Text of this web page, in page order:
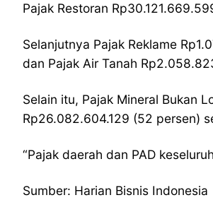
Pajak Restoran
Selanjutnya Pajak Reklame
dan Pajak Air Tanah
Selain itu, Pajak Mineral Bukan
Rp26.082.604.129 (52 persen)
“Pajak daerah dan PAD
Sumber: Harian Bisnis Indonesia